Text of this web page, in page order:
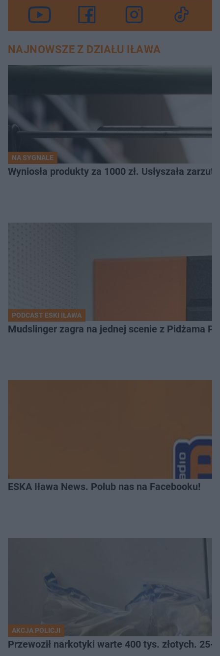
NAJNOWSZE Z DZIAŁU IŁAWA
NA SYGNALE
Wyniosła produkty za 1000 zł. Usłyszała zarzuty
PODCAST ESKI IŁAWA
Mudslinger zagra na jednej scenie z Pidżama
ESKA Iława News. Polub nas na Facebooku!
AKCJA POLICJI
Przewoził narkotyki warte 400 tys. złotych.